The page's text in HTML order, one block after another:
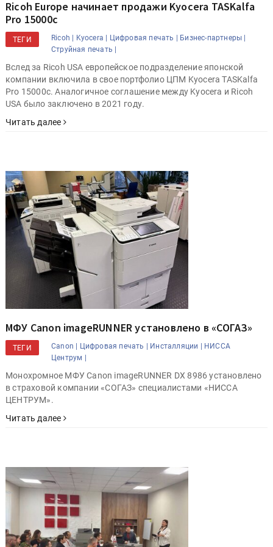
Ricoh Europe начинает продажи Kyocera TASKalfa
Pro 15000c
ТЕГИ Ricoh | Kyocera | Цифровая печать |
Бизнес-партнеры |
Струйная печать |
Вслед за Ricoh USA европейское подразделение японской
компании включила в свое портфолио ЦПМ Kyocera TASKalfa
Pro 15000c. Аналогичное соглашение между Kyocera и Ricoh
USA было заключено в 2021 году.
Читать далее
МФУ Canon imageRUNNER установлено в «СОГАЗ»
ТЕГИ Canon | Цифровая печать | Инсталляции |
НИССА
Центрум |
Монохромное МФУ Canon imageRUNNER DX 8986 установлено
в страховой компании «СОГАЗ» специалистами «НИССА
ЦЕНТРУМ».
Читать далее